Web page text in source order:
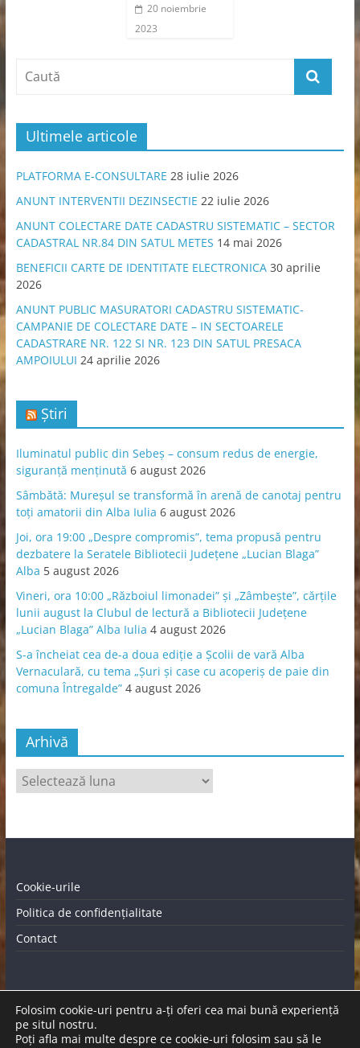
20 noiembrie
2023
Ultimele articole
PLATFORMA E-CONSULTARE 28 iulie 2026
ANUNT INTERVENTII DEZINSECTIE 22 iulie 2026
ANUNT COLECTARE DATE CADASTRU SISTEMATIC – SECTOR
CADASTRAL NR.84 DIN SATUL METES 14 mai 2026
BENEFICII CARTE DE IDENTITATE ELECTRONICA 30 aprilie
2026
ANUNT PUBLIC MASURATORI CADASTRU SISTEMATIC-
CAMPANIE DE COLECTARE DATE – IN SECTOARELE
CADASTRARE NR. 122 SI NR. 123 DIN SATUL PRESACA
AMPOIULUI 24 aprilie 2026
Știri
Iluminatul public din Sebeș – consum redus de energie,
siguranță menținută 6 august 2026
Sâmbătă: Mureșul se transformă în arenă de canotaj pentru
toți amatorii din Alba Iulia 6 august 2026
Joi, ora 19:00 „Despre compromis”, tema propusă pentru
dezbatere la Seratele Bibliotecii Județene „Lucian Blaga”
Alba 5 august 2026
Vineri, ora 10:00 „Războiul limonadei” și „Zâmbește”, cărțile
lunii august la Clubul de lectură a Bibliotecii Județene
„Lucian Blaga” Alba Iulia 4 august 2026
S-a încheiat cea de-a doua ediție a Școlii de vară Alba
Vernaculară, cu tema „Șuri și case cu acoperiș de paie din
comuna Întregalde” 4 august 2026
Arhivă
Arhivă
Cookie-urile
Politica de confidențialitate
Contact
Graficã și dezvoltare website |
Folosim cookie-uri pentru a-ți oferi cea mai bună experiență
pe situl nostru.
Poți afla mai multe despre ce cookie-uri folosim sau să le